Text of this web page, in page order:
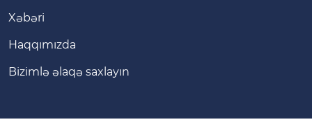
Xəbəri
Haqqımızda
Bizimlə əlaqə saxlayın